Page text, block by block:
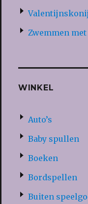
Zwemmen
WINKEL
Auto’s
Baby spullen
Boeken
Bordspellen
Buiten